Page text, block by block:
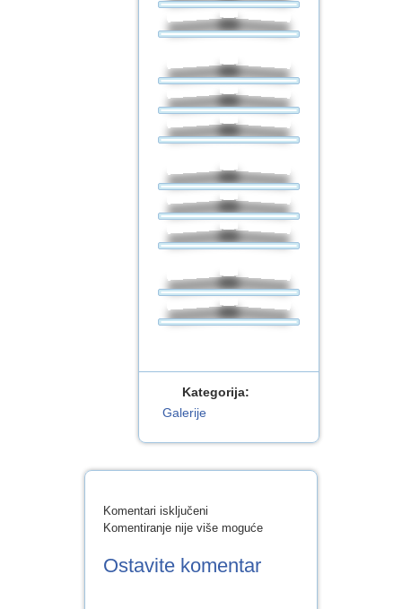
Kategorija:
Galerije
Komentari isključeni
Posjet
u
Komentiranje nije više moguće
Ostavite komentar